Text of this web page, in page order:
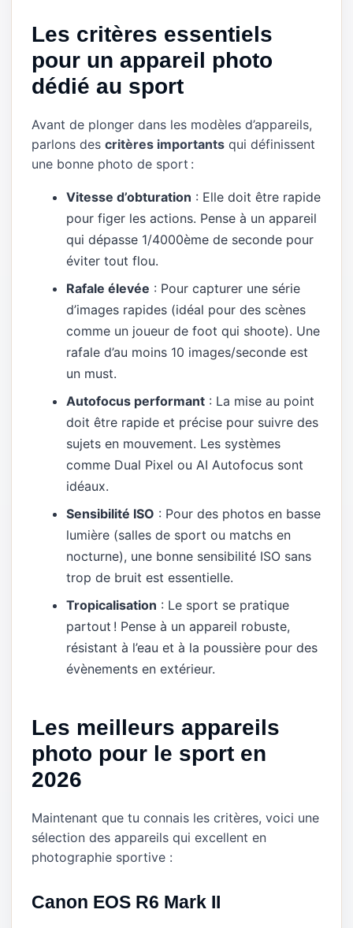
Les critères essentiels
pour un appareil photo
dédié au sport
Avant de plonger dans les modèles d’appareils,
parlons descritères importants qui définissent
une bonne photo de sport :
Vitesse d’obturation : Elle doit être rapide
pour figer les actions. Pense à un appareil
qui dépasse 1/4000ème de seconde pour
éviter tout flou.
Rafale élevée : Pour capturer une série
d’images rapides (idéal pour des scènes
comme un joueur de foot qui shoote). Une
rafale d’au moins 10 images/seconde est
un must.
Autofocus performant : La mise au point
doit être rapide et précise pour suivre des
sujets en mouvement. Les systèmes
comme Dual Pixel ou AI Autofocus sont
idéaux.
Sensibilité ISO : Pour des photos en basse
lumière (salles de sport ou matchs en
nocturne), une bonne sensibilité ISO sans
trop de bruit est essentielle.
Tropicalisation : Le sport se pratique
partout ! Pense à un appareil robuste,
résistant à l’eau et à la poussière pour des
évènements en extérieur.
Les meilleurs appareils
photo pour le sport en
2026
Maintenant que tu connais les critères, voici une
sélection des appareils qui excellent en
photographie sportive :
Canon EOS R6 Mark II